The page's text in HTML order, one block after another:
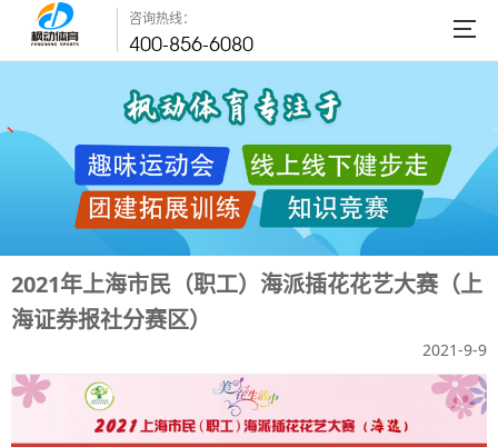
咨询热线：
400-856-6080
2021年上海市民（职工）海派插花花艺大赛（上
海证券报社分赛区）
2021-9-9